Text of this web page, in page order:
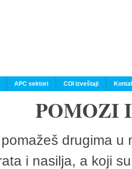
APC sektori COI izveštaji
POMOZI
drugima
i nasilja, a koji